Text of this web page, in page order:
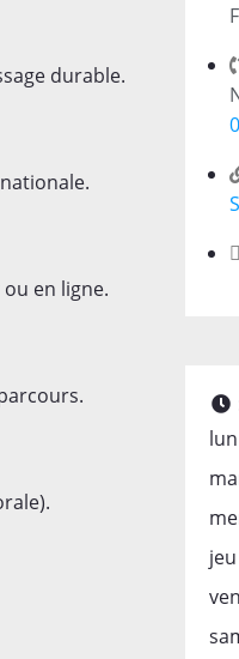
durable.
en ligne.
lun
jeu
ven